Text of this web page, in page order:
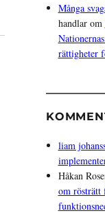
Många
handlar om
rättigheter
liam
Håkan
om rösträtt